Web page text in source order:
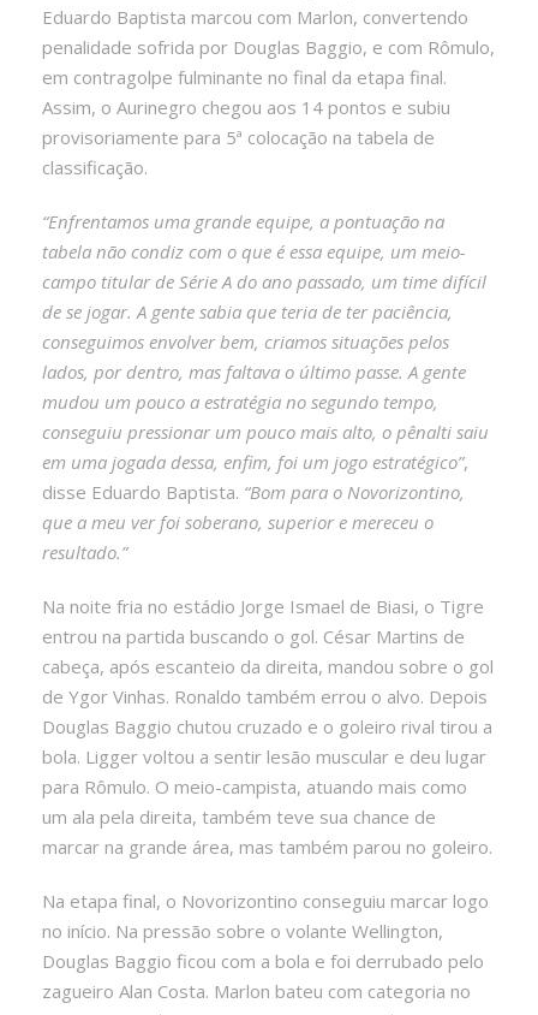
Eduardo Baptista marcou com Marlon, convertendo
penalidade sofrida por Douglas Baggio, e com Rômulo,
em contragolpe fulminante no final da etapa final.
Assim, o Aurinegro chegou aos 14 pontos e subiu
provisoriamente para 5ª colocação na tabela de
classificação.
“Enfrentamos uma grande equipe, a pontuação na
tabela não condiz com o que é essa equipe, um meio-
campo titular de Série A do ano passado, um time difícil
de se jogar. A gente sabia que teria de ter paciência,
conseguimos envolver bem, criamos situações pelos
lados, por dentro, mas faltava o último passe. A gente
mudou um pouco a estratégia no segundo tempo,
conseguiu pressionar um pouco mais alto, o pênalti saiu
em uma jogada dessa, enfim, foi um jogo estratégico”,
disse Eduardo Baptista. “Bom para o Novorizontino,
que a meu ver foi soberano, superior e mereceu o
resultado.”
Na noite fria no estádio Jorge Ismael de Biasi, o Tigre
entrou na partida buscando o gol. César Martins de
cabeça, após escanteio da direita, mandou sobre o gol
de Ygor Vinhas. Ronaldo também errou o alvo. Depois
Douglas Baggio chutou cruzado e o goleiro rival tirou a
bola. Ligger voltou a sentir lesão muscular e deu lugar
para Rômulo. O meio-campista, atuando mais como
um ala pela direita, também teve sua chance de
marcar na grande área, mas também parou no goleiro.
Na etapa final, o Novorizontino conseguiu marcar logo
no início. Na pressão sobre o volante Wellington,
Douglas Baggio ficou com a bola e foi derrubado pelo
zagueiro Alan Costa. Marlon bateu com categoria no